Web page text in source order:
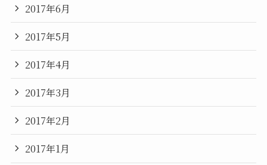
2017年6月
2017年5月
2017年4月
2017年3月
2017年2月
2017年1月